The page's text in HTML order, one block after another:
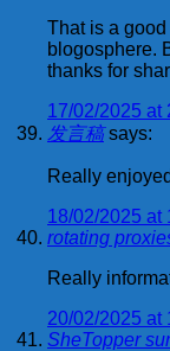
That is a
blogosphere.
thanks for
17/02/2025 at
发言稿 says:
Really
18/02/2025 at
rotating
Really
20/02/2025 at
SheTopper